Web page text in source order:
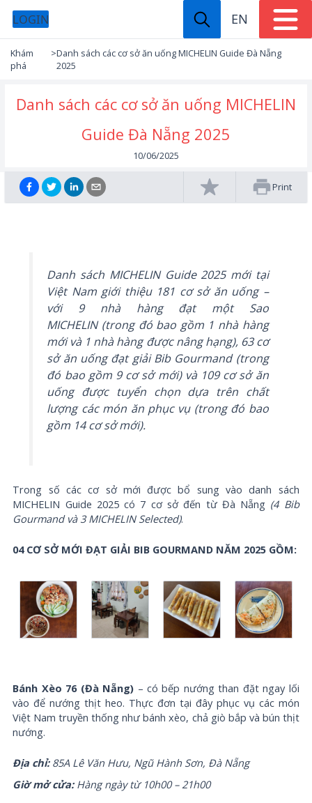
LOGIN EN
Khám
phá
>Danh sách các cơ sở ăn uống MICHELIN Guide Đà Nẵng
2025
Danh sách các cơ sở ăn uống MICHELIN
Guide Đà Nẵng 2025
10/06/2025
Print
Danh sách MICHELIN Guide 2025 mới tại
Việt Nam giới thiệu 181 cơ sở ăn uống –
với 9 nhà hàng đạt một Sao
MICHELIN (trong đó bao gồm 1 nhà hàng
mới và 1 nhà hàng được nâng hạng), 63 cơ
sở ăn uống đạt giải Bib Gourmand (trong
đó bao gồm 9 cơ sở mới)và 109 cơ sở ăn
uống được tuyển chọn dựa trên chất
lượng các món ăn phục vụ (trong đó bao
gồm 14 cơ sở mới).
Trong số các cơ sở mới được bổ sung vào danh sách
MICHELIN Guide 2025 có 7 cơ sở đến từ Đà Nẵng (4 Bib
Gourmand và 3 MICHELIN Selected).
04 CƠ SỞ MỚI ĐẠT GIẢI BIB GOURMAND NĂM 2025 GỒM:
Bánh Xèo 76 (Đà Nẵng) – có bếp nướng than đặt ngay lối
vào để nướng thịt heo. Thực đơn tại đây phục vụ các món
Việt Nam truyền thống như bánh xèo, chả giò bắp và bún thịt
nướng.
Địa chỉ:85A Lê Văn Hưu, Ngũ Hành Sơn, Đà Nẵng
Giờ mở cửa:Hàng ngày từ 10h00 – 21h00